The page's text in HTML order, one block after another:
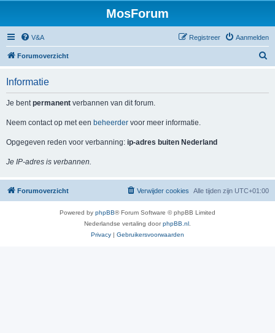
MosForum
V&A Aanmelden
Registreer
Forumoverzicht
Informatie
Je bentpermanent verbannen van dit forum.
Neem contact op met een beheerder voor meer informatie.
Opgegeven reden voor verbanning: ip-adres buiten Nederland
Je IP-adres is verbannen.
Forumoverzicht Alle tijden zijn UTC+01:00
Verwijder cookies
Powered by phpBB® Forum Software © phpBB Limited
Nederlandse vertaling doorphpBB.nl
Privacy | Gebruikersvoorwaarden